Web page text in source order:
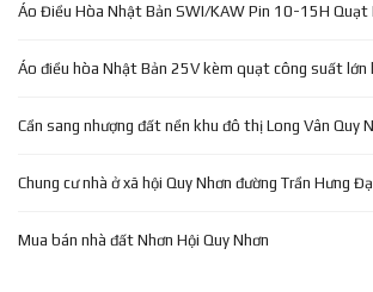
Áo Điều Hòa Nhật Bản SWI/KAW Pin 10-15H
Áo điều hòa Nhật Bản 25V kèm quạt công suất lớn
Cần sang nhượng đất nền khu đô thị Long Vân Quy
Chung cư nhà ở xã hội Quy Nhơn đường Trần Hưng
Mua bán nhà đất Nhơn Hội Quy Nhơn